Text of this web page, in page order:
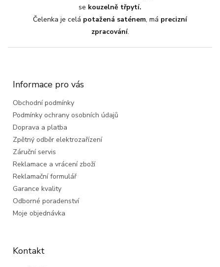
se kouzelně třpytí.
Čelenka je celá potažená saténem, má precizní
zpracování.
Informace pro vás
Obchodní podmínky
Podmínky ochrany osobních údajů
Doprava a platba
Zpětný odběr elektrozařízení
Záruční servis
Reklamace a vrácení zboží
Reklamační formulář
Garance kvality
Odborné poradenství
Moje objednávka
Kontakt